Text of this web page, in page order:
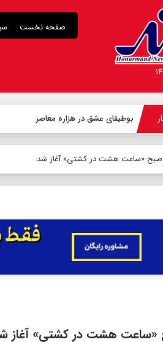
صفحه نخست
بوطیقای عشق در هزاره معاصر
صبح «ساعت هشت در کشتی» آغاز شد
«ساعت هشت در کشتی» آغاز